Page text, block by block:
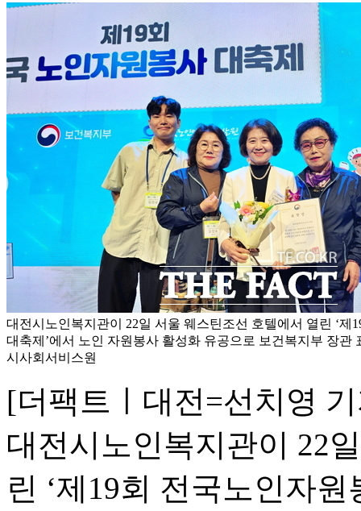
대전시노인복지관이 22일 서울 웨스틴조선 호텔에서 열린 ‘제
대축제’에서 노인 자원봉사 활성화 유공으로 보건복지부 장관
시사회서비스원
[더팩트ㅣ대전=선치영
대전시노인복지관이 22
린 ‘제19회 전국노인자